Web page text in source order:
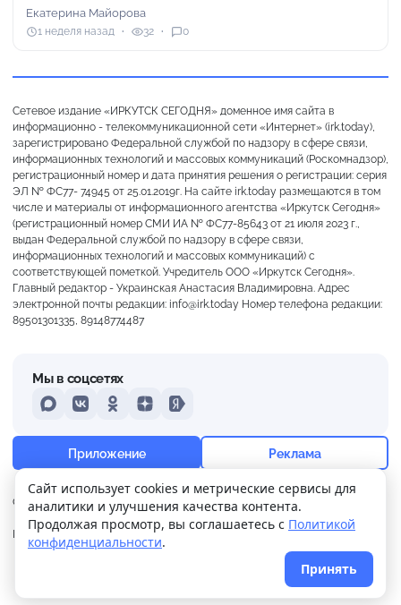
+20° Ощущается как +20
13 м/с 757 мм 94%
Екатерина Майорова
1 неделя назад 32 0
Сетевое издание «ИРКУТСК СЕГОДНЯ» доменное имя сайта в
информационно - телекоммуникационной сети «Интернет» (irk.today),
зарегистрировано Федеральной службой по надзору в сфере связи,
информационных технологий и массовых коммуникаций (Роскомнадзор),
регистрационный номер и дата принятия решения о регистрации: серия
ЭЛ № ФС77- 74945 от 25.01.2019г. На сайте irk.today размещаются в том
числе и материалы от информационного агентства «Иркутск Сегодня»
(регистрационный номер СМИ ИА № ФС77-85643 от 21 июля 2023 г.,
выдан Федеральной службой по надзору в сфере связи,
информационных технологий и массовых коммуникаций) с
соответствующей пометкой. Учредитель ООО «Иркутск Сегодня».
Главный редактор - Украинская Анастасия Владимировна. Адрес
электронной почты редакции: info@irk.today Номер телефона редакции:
89501301335, 89148774487
О нас Контакты Прислать новость
Реклама
Политика
конфиденциальности
Мы в соцсетях
MAXVKontakteOdnoklassniki
DzenYandex
Приложение Реклама
. Поддержка сайтаWPSUPPORT
Сайт использует cookies и метрические сервисы для
аналитики и улучшения качества контента.
Продолжая просмотр, вы соглашаетесь с Политикой
конфиденциальности.
Принять